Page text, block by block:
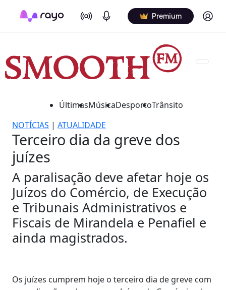
On Air Podcasts Premium Log in
ÚltimasMúsicaDesportoTrânsito
NOTÍCIAS | ATUALIDADE
Terceiro dia da greve dos
juízes
A paralisação deve afetar hoje os
Juízos do Comércio, de Execução
e Tribunais Administrativos e
Fiscais de Mirandela e Penafiel e
ainda magistrados.
Os juízes cumprem hoje o terceiro dia de greve com